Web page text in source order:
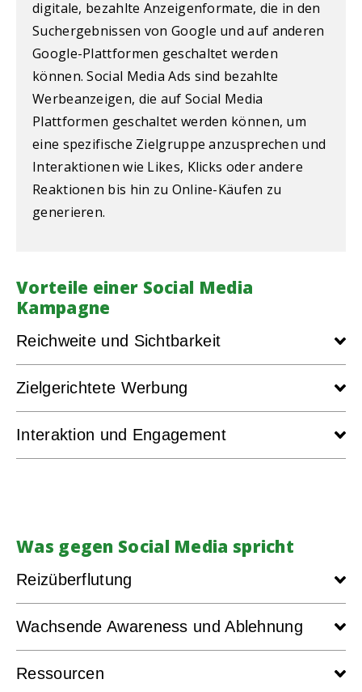
digitale, bezahlte Anzeigenformate, die in den
Suchergebnissen von Google und auf anderen
Google-Plattformen geschaltet werden
können. Social Media Ads sind bezahlte
Werbeanzeigen, die auf Social Media
Plattformen geschaltet werden können, um
eine spezifische Zielgruppe anzusprechen und
Interaktionen wie Likes, Klicks oder andere
Reaktionen bis hin zu Online-Käufen zu
generieren.
Vorteile einer Social Media
Kampagne
Reichweite und Sichtbarkeit
Zielgerichtete Werbung
Interaktion und Engagement
Was gegen Social Media spricht
Reizüberflutung
Wachsende Awareness und Ablehnung
Ressourcen